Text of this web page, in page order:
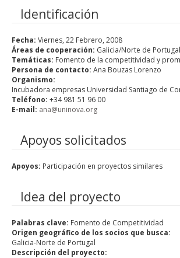
Procedimientos
Comunicación
Documentos
Regiones
Enlaces
Identificación
Fecha: Viernes, 22 Febrero, 2008
Áreas de cooperación: Galicia/Norte de Portugal
Temáticas: Fomento de la competitividad y
Persona de contacto: Ana Bouzas Lorenzo
Organismo:
Incubadora empresas Universidad Santiago de
Teléfono: +34 981 51 96 00
E-mail: ana@uninova.org
Apoyos solicitados
Apoyos: Participación en proyectos similares
Idea del proyecto
Palabras clave: Fomento de Competitividad
Origen geográfico de los socios que busca:
Galicia-Norte de Portugal
Descripción del proyecto: